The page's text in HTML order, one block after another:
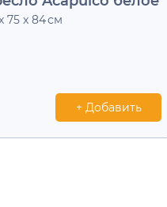
75 x 84 см
+ Добавить